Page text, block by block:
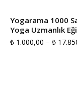
Yogarama 1000
Yoga Uzmanlık
₺ 1.000,00 – ₺